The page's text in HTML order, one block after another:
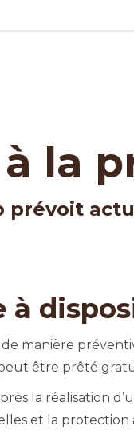
la
prévoit
à
manière
être prêté
la réalisation
et la protection